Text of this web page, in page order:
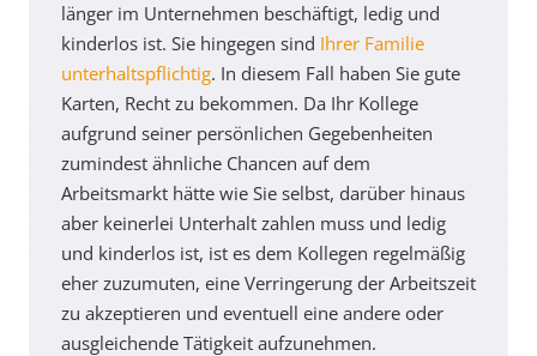
länger im Unternehmen beschäftigt, ledig und
kinderlos ist. Sie hingegen sind Ihrer Familie
unterhaltspflichtig. In diesem Fall haben Sie gute
Karten, Recht zu bekommen. Da Ihr Kollege
aufgrund seiner persönlichen Gegebenheiten
zumindest ähnliche Chancen auf dem
Arbeitsmarkt hätte wie Sie selbst, darüber hinaus
aber keinerlei Unterhalt zahlen muss und ledig
und kinderlos ist, ist es dem Kollegen regelmäßig
eher zuzumuten, eine Verringerung der Arbeitszeit
zu akzeptieren und eventuell eine andere oder
ausgleichende Tätigkeit aufzunehmen.